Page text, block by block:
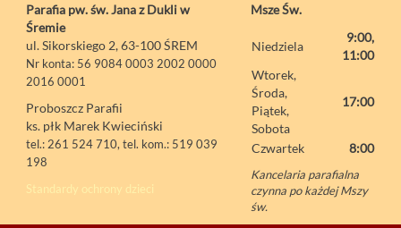
Parafia pw. św. Jana z Dukli w
Śremie
ul. Sikorskiego 2, 63-100 ŚREM
Nr konta: 56 9084 0003 2002 0000
2016 0001
Proboszcz Parafii
ks. płk Marek Kwieciński
tel.: 261 524 710, tel. kom.: 519 039
198
Standardy ochrony dzieci
Msze Św.
Niedziela
9:00,
11:00
Wtorek,
Środa,
Piątek,
Sobota
17:00
Czwartek 8:00
Kancelaria parafialna
czynna po każdej Mszy
św.